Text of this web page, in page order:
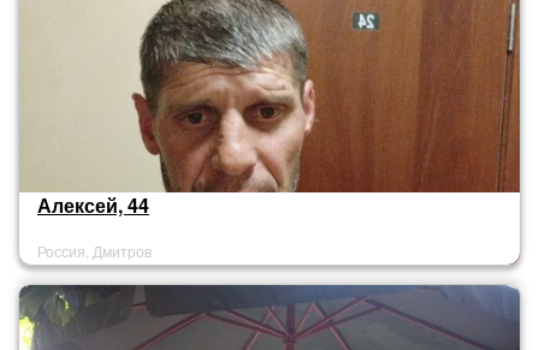
Алексей, 44
Россия, Дмитров